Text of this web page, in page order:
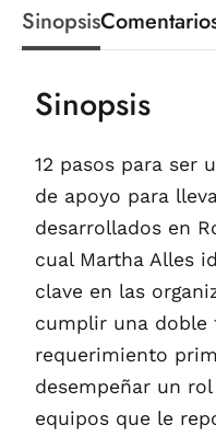
Sinopsis
Sinopsis
12 pasos para ser
de apoyo para
desarrollados en
cual Martha Alles
clave en las
cumplir una doble
requerimiento
desempeñar un
equipos que le